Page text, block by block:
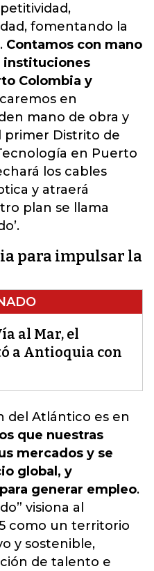
fomentando la
Contamos con mano
instituciones
Colombia y
en
mano de obra y
Distrito de
en Puerto
los cables
y atraerá
plan se llama
para impulsar la
al Mar, el
a Antioquia con
del Atlántico es en
que nuestras
mercados y se
global, y
generar empleo.
visiona al
como un territorio
y sostenible,
de talento e